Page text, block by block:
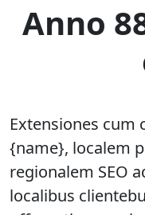
Anno
Extensiones cum
{name}, localem
regionalem SEO
localibus